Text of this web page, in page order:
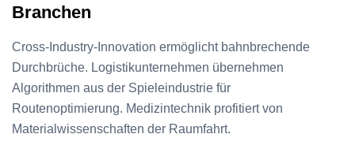
Branchen
Cross-Industry-Innovation ermöglicht bahnbrechende
Durchbrüche. Logistikunternehmen übernehmen
Algorithmen aus der Spieleindustrie für
Routenoptimierung. Medizintechnik profitiert von
Materialwissenschaften der Raumfahrt.